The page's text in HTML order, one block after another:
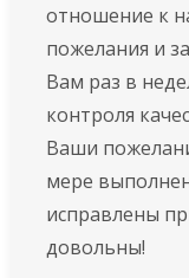
отношение к
пожелания и
Вам раз в
контроля
Ваши
мере
исправлены
довольны!